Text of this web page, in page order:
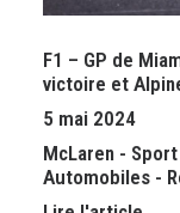
F1 – GP de
victoire et
5 mai 2024
McLaren -
Automobiles -